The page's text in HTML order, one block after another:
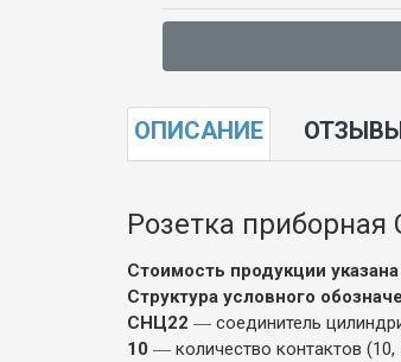
ОПИСАНИЕ
Розетка
Стоимость продукции
Структура условного
СНЦ22 ― соединитель
10 ― количество контактов (10,